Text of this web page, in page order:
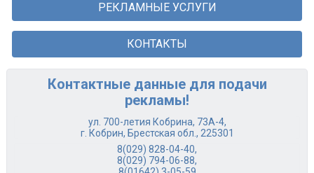
РЕКЛАМНЫЕ УСЛУГИ
КОНТАКТЫ
Контактные данные для подачи
рекламы!
ул. 700-летия Кобрина, 73А-4,
г. Кобрин, Брестская обл., 225301
8(029) 828-04-40,
8(029) 794-06-88,